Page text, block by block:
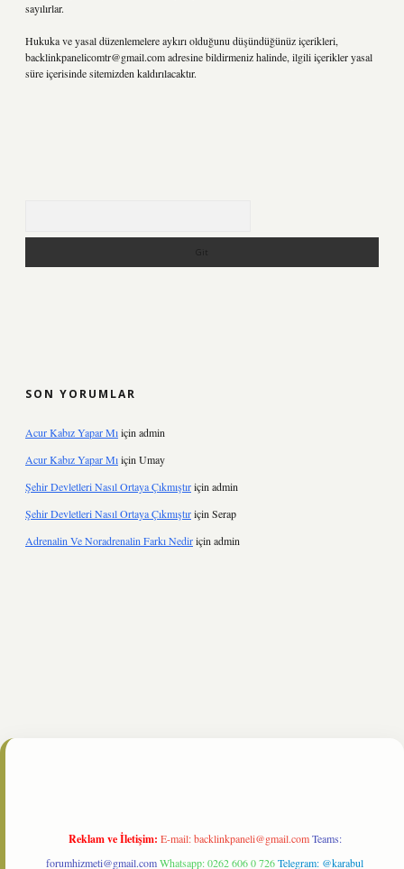
sayılırlar.
Hukuka ve yasal düzenlemelere aykırı olduğunu düşündüğünüz içerikleri,
backlinkpanelicomtr@gmail.comadresine bildirmeniz halinde, ilgili içerikler yasal
süre içerisinde sitemizden kaldırılacaktır.
SON YORUMLAR
Acur Kabız Yapar Mıiçin admin
Acur Kabız Yapar Mıiçin Umay
Şehir Devletleri Nasıl Ortaya Çıkmıştıriçin admin
Şehir Devletleri Nasıl Ortaya Çıkmıştıriçin Serap
Adrenalin Ve Noradrenalin Farkı Nediriçin admin
Reklam ve İletişim: E-mail:backlinkpaneli@gmail.com Teams:
forumhizmeti@gmail.comWhatsapp: 0262 606 0 726Telegram: @karabul